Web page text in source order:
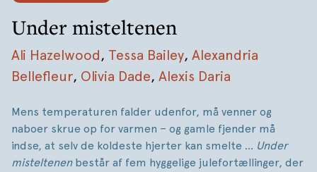
Under misteltenen
Ali Hazelwood, Tessa Bailey, Alexandria
Bellefleur, Olivia Dade, Alexis Daria
Mens temperaturen falder udenfor, må venner og
naboer skrue op for varmen – og gamle fjender må
indse, at selv de koldeste hjerter kan smelte … Under
misteltenenbestår af fem hyggelige julefortællinger, der